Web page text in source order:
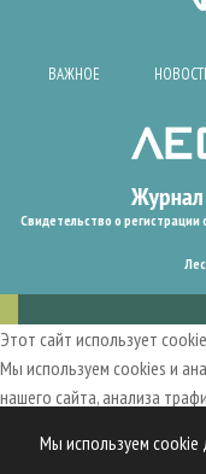
Мы используем cookie
ВАЖНОЕ
Свидетельство о
Этот сайт использует
Мы используем cookies и
нашего сайта, анализа
пользовательский опыт